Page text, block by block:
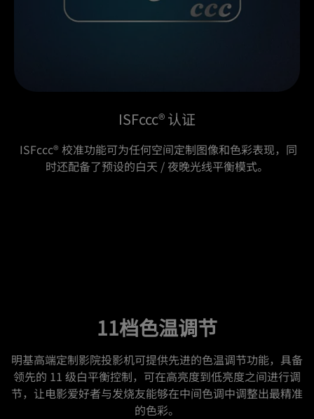
ISFccc® 认证
时还配备了预设的白天 / 夜晚光线平衡模式。
11档色温调节
明基高端定制影院投影机可提供先进的色温调节功能，具备
领先的 11 级白平衡控制，可在高亮度到低亮度之间进行调
节，让电影爱好者与发烧友能够在中间色调中调整出最精准
的色彩。